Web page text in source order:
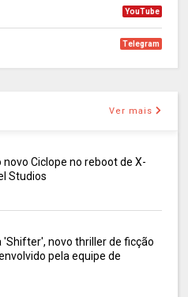
YouTube
Telegram
Ver mais
novo Ciclope no reboot de X-
Studios
'Shifter', novo thriller de ficção
pela equipe de